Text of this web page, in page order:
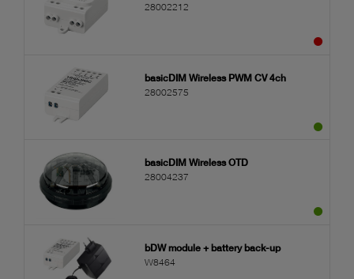
28002212
basicDIM Wireless PWM CV 4ch
28002575
basicDIM Wireless OTD
28004237
bDW module + battery back-up
W8464